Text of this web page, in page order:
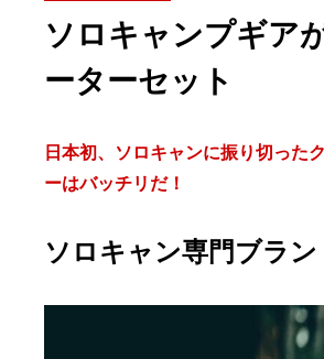
ソロキャンプギア
ーターセット
日本初、ソロキャンに振り切った
ーはバッチリだ！
ソロキャン専門ブラ